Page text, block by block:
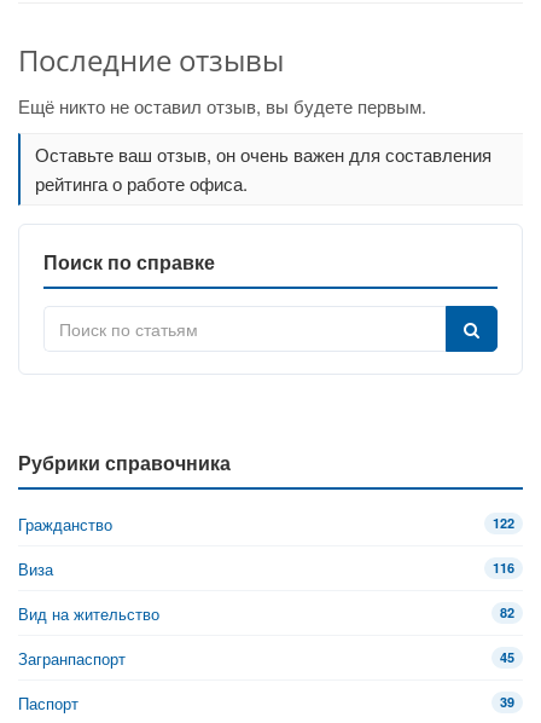
Последние отзывы
Ещё никто не оставил отзыв, вы будете первым.
Оставьте ваш отзыв, он очень важен для составления
рейтинга о работе офиса.
Поиск по справке
Рубрики справочника
Гражданство 122
Виза 116
Вид на жительство 82
Загранпаспорт 45
Паспорт 39